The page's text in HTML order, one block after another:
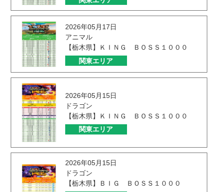
2026年05月17日
アニマル
【栃木県】ＫＩＮＧ ＢＯＳＳ１０００
関東エリア
2026年05月15日
ドラゴン
【栃木県】ＫＩＮＧ ＢＯＳＳ１０００
関東エリア
2026年05月15日
ドラゴン
【栃木県】ＢＩＧ ＢＯＳＳ１０００